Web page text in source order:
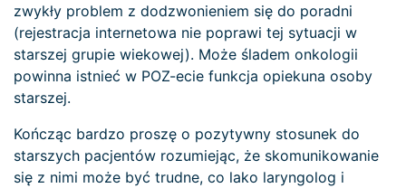
zwykły problem z dodzwonieniem się do poradni
(rejestracja internetowa nie poprawi tej sytuacji w
starszej grupie wiekowej). Może śladem onkologii
powinna istnieć w POZ-ecie funkcja opiekuna osoby
starszej.
Kończąc bardzo proszę o pozytywny stosunek do
starszych pacjentów rozumiejąc, że skomunikowanie
się z nimi może być trudne, co lako laryngolog i